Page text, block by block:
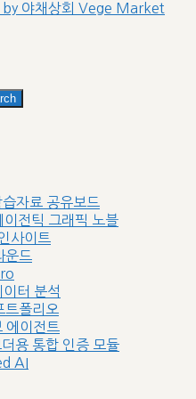
by 야채상회 Vege Market
자료 공유보드
전틱 그래픽 노블
사이트
운드
터 분석
폴리오
에이전트
용 통합 인증 모듈
AI